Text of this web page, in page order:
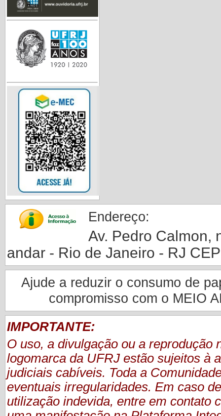
Endereço:
Av. Pedro Calmon,
andar - Rio de Janeiro - RJ
Ajude a reduzir o consumo de
compromisso com o MEIO
IMPORTANTE:
O uso, a divulgação ou a reprodução
logomarca da UFRJ estão sujeitos à
judiciais cabíveis. Toda a
eventuais irregularidades. Em caso
utilização indevida, entre em contato